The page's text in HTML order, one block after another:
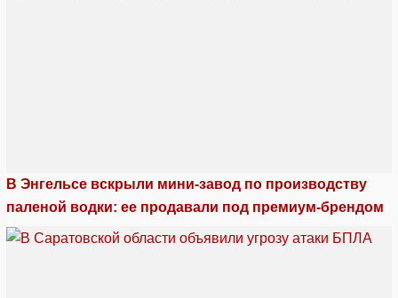
В Энгельсе вскрыли мини-завод по производству
паленой водки: ее продавали под премиум-брендом